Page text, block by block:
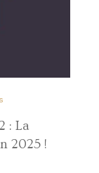
: La
2025 !